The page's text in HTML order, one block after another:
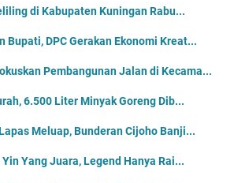
di Kabupaten Kuningan Rabu...
Bupati, DPC Gerakan Ekonomi Kreat...
Pembangunan Jalan di Kecama...
6.500 Liter Minyak Goreng Dib...
Meluap, Bunderan Cijoho Banji...
Yang Juara, Legend Hanya Rai...